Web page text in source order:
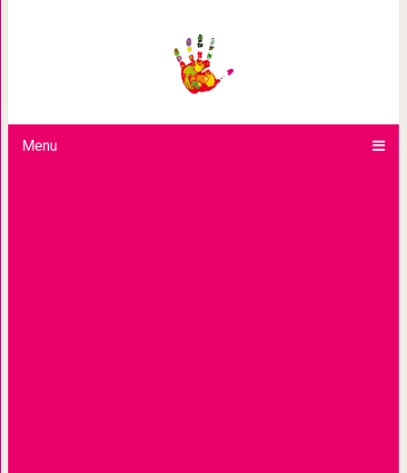
Menu